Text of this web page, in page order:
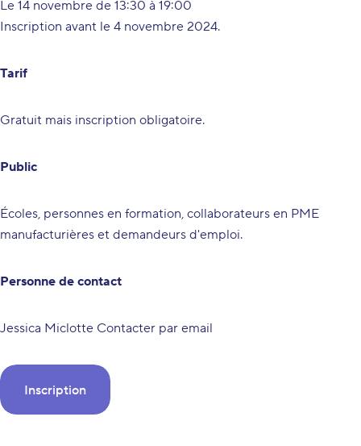
Le 14 novembre de 13:30 à 19:00
Inscription avant le 4 novembre 2024.
Tarif
Gratuit mais inscription obligatoire.
Public
Écoles, personnes en formation, collaborateurs en PME
manufacturières et demandeurs d'emploi.
Personne de contact
Jessica Miclotte Contacter par email
Inscription